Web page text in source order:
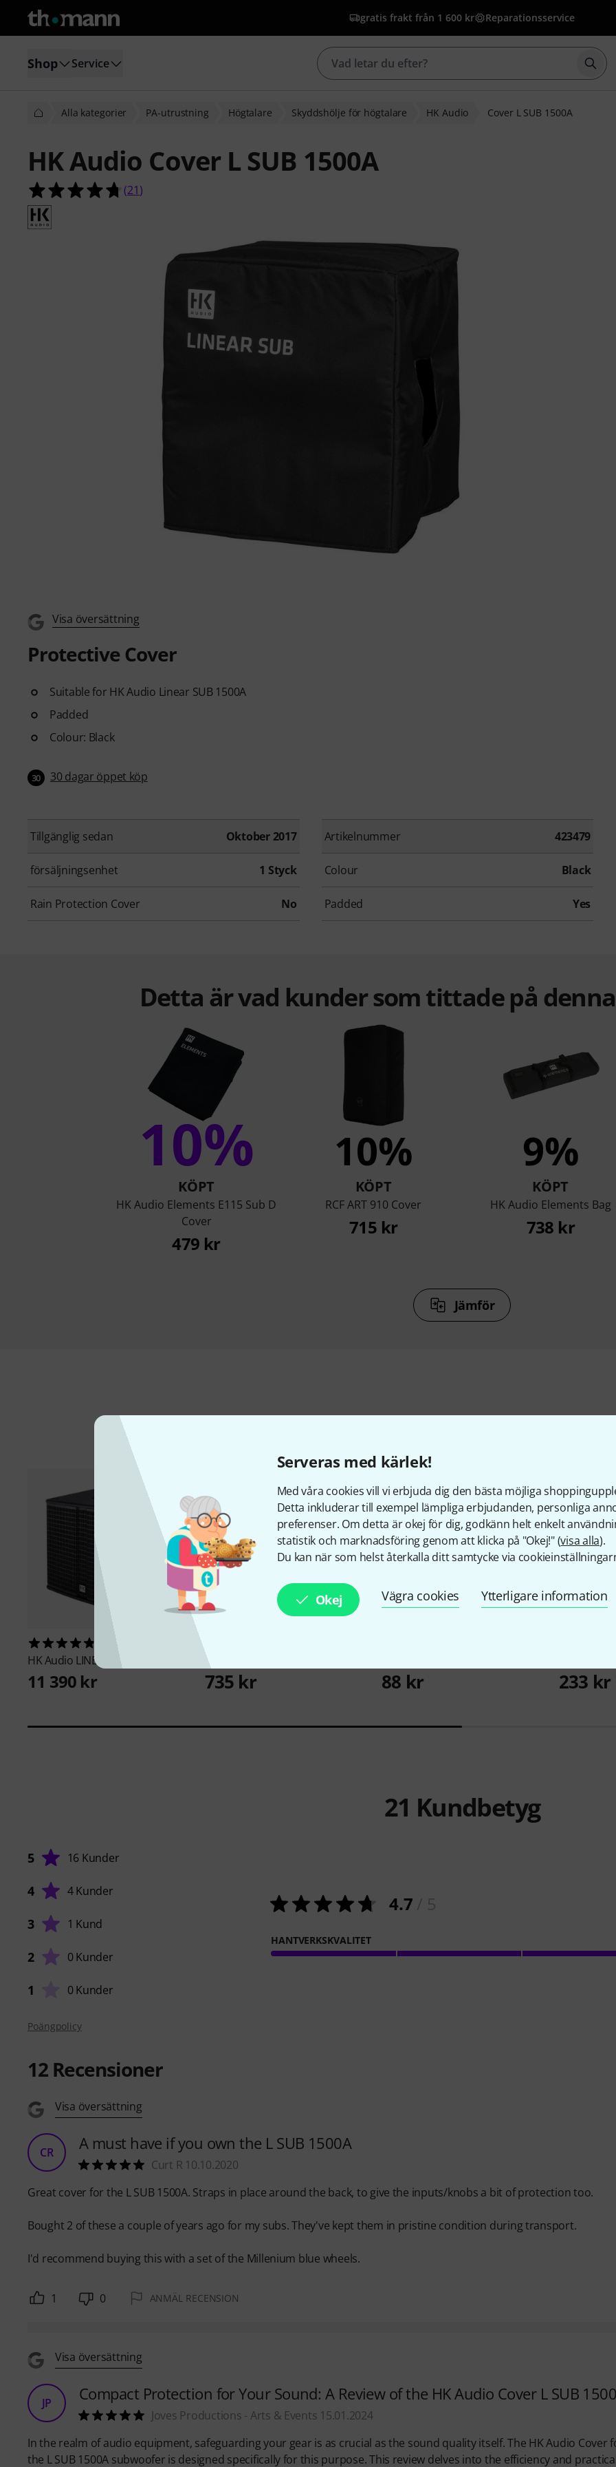
Serveras med kärlek!
Med våra cookies vill vi erbjuda dig den bästa möjliga
Detta inkluderar till exempel lämpliga erbjudanden, personliga
preferenser. Om detta är okej för dig, godkänn helt enkelt
statistik och marknadsföring genom att klicka på "Okej!" (visa alla).
Du kan när som helst återkalla ditt samtycke via
Okej Vägra cookies Ytterligare information
gratis frakt från 1 600 kr Reparationsservice
Shop Service
Alla kategorier PA-utrustning Högtalare Skyddshölje för högtalare HK Audio Cover L SUB 1500A
HK Audio Cover L SUB 1500A
4.7 av 5 stjärnor från 21 kundbetyg
(21)
Visa översättning
Protective Cover
Suitable for HK Audio Linear SUB 1500A
Padded
Colour: Black
30 30 dagar öppet köp
Tillgänglig sedan Oktober 2017 Artikelnummer 423479
försäljningsenhet 1 Styck Colour Black
Rain Protection Cover No Padded Yes
Detta är vad kunder som tittade på
10%
KÖPT
HK Audio Elements E115 Sub D
Cover
479 kr
10%
KÖPT
RCF ART 910 Cover
715 kr
9%
KÖPT
HK Audio Elements Bag
738 kr
Jämför
Tillbehör & matchande
HK Audio LINEAR SUB 1500 A
11 390 kr
RCF
735 kr 88 kr 233 kr
21 Kundbetyg
5 16 Kunder
4 4 Kunder
3 1 Kund
2 0 Kunder
1 0 Kunder
4.7
HANTVERKSKVALITET
Poängpolicy
12 Recensioner
Visa översättning
CR A must have if you own the L SUB 1500A
Curt R 10.10.2020
Great cover for the L SUB 1500A. Straps in place around the back, to give the inputs/knobs a bit of protection too.
Bought 2 of these a couple of years ago for my subs. They've kept them in pristine condition during transport.
I'd recommend buying this with a set of the Millenium blue wheels.
1 0 ANMÄL RECENSION
Visa översättning
JP Compact Protection for Your Sound: A Review of the HK Audio Cover L SUB
Joves Productions - Arts & Events 15.01.2024
In the realm of audio equipment, safeguarding your gear is as crucial as the sound quality itself. The HK Audio Cover
the L SUB 1500A subwoofer is designed specifically for this purpose. This review delves into the efficiency and